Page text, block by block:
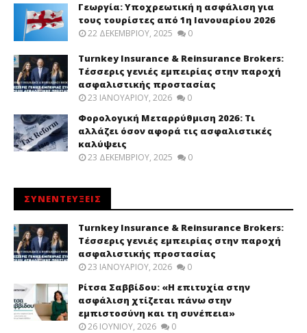
Γεωργία: Υποχρεωτική η ασφάλιση για
τους τουρίστες από 1η Ιανουαρίου 2026
22 ΔΕΚΕΜΒΡΊΟΥ, 2025 0
Turnkey Insurance & Reinsurance Brokers:
Τέσσερις γενιές εμπειρίας στην παροχή
ασφαλιστικής προστασίας
23 ΙΑΝΟΥΑΡΊΟΥ, 2026 0
Φορολογική Μεταρρύθμιση 2026: Τι
αλλάζει όσον αφορά τις ασφαλιστικές
καλύψεις
23 ΔΕΚΕΜΒΡΊΟΥ, 2025 0
ΣΥΝΕΝΤΕΥΞΕΙΣ
Turnkey Insurance & Reinsurance Brokers:
Τέσσερις γενιές εμπειρίας στην παροχή
ασφαλιστικής προστασίας
23 ΙΑΝΟΥΑΡΊΟΥ, 2026 0
Ρίτσα Σαββίδου: «Η επιτυχία στην
ασφάλιση χτίζεται πάνω στην
εμπιστοσύνη και τη συνέπεια»
26 ΙΟΥΝΊΟΥ, 2026 0